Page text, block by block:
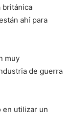
británica
ahí para
muy
de guerra
en utilizar un